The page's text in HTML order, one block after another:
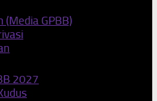
(Media GPBB)
2027